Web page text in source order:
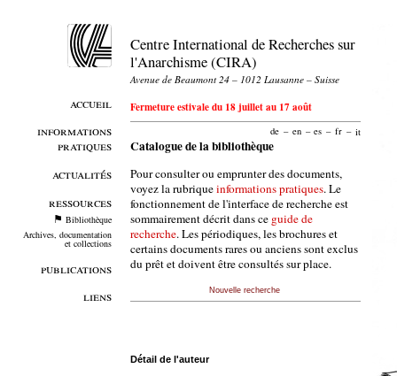
accueil
informations
pratiques
actualités
ressources
Bibliothèque
Archives, documentation
et collections
publications
liens
Centre International de Recherches sur
l'Anarchisme (CIRA)
Avenue de Beaumont 24 – 1012 Lausanne – Suisse
Fermeture estivale du 18 juillet au 17 août
de – en – es – fr – it
Catalogue de la bibliothèque
Pour consulter ou emprunter des documents,
voyez la rubriqueinformations pratiques. Le
fonctionnement de l'interface de recherche est
sommairement décrit dans ce guide de
recherche. Les périodiques, les brochures et
certains documents rares ou anciens sont exclus
du prêt et doivent être consultés sur place.
Nouvelle recherche
Détail de l'auteur